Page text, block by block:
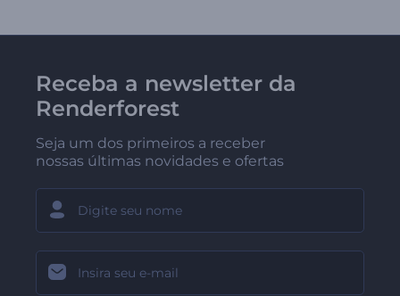
Receba a newsletter da
Renderforest
Seja um dos primeiros a receber
nossas últimas novidades e ofertas